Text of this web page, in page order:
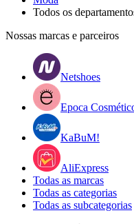
Todos os
Nossas marcas e parceiros
Netshoes
Epoca
KaBuM!
AliExpress
Todas as marcas
Todas as categorias
Todas as subcategorias